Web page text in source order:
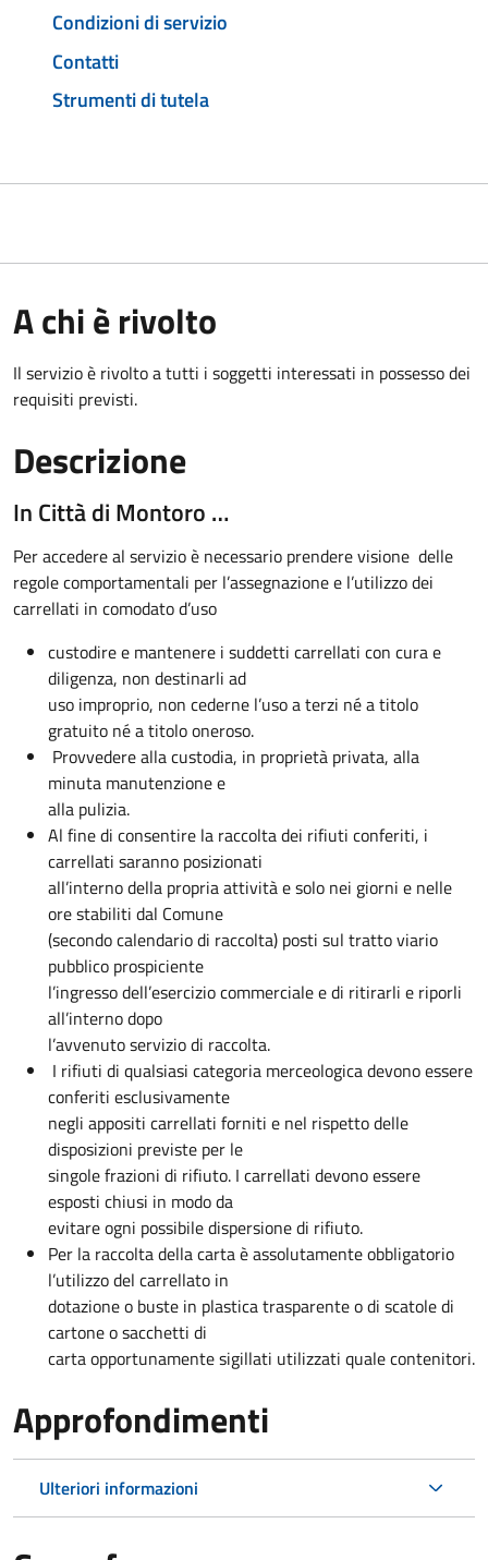
Condizioni di servizio
Contatti
Strumenti di tutela
A chi è rivolto
Il servizio è rivolto a tutti i soggetti interessati in possesso dei
requisiti previsti.
Descrizione
In Città di Montoro …
Per accedere al servizio è necessario prendere visione delle
regole comportamentali per l’assegnazione e l’utilizzo dei
carrellati in comodato d’uso
custodire e mantenere i suddetti carrellati con cura e
diligenza, non destinarli ad
uso improprio, non cederne l’uso a terzi né a titolo
gratuito né a titolo oneroso.
Provvedere alla custodia, in proprietà privata, alla
minuta manutenzione e
alla pulizia.
Al fine di consentire la raccolta dei rifiuti conferiti, i
carrellati saranno posizionati
all’interno della propria attività e solo nei giorni e nelle
ore stabiliti dal Comune
(secondo calendario di raccolta) posti sul tratto viario
pubblico prospiciente
l’ingresso dell’esercizio commerciale e di ritirarli e riporli
all’interno dopo
l’avvenuto servizio di raccolta.
I rifiuti di qualsiasi categoria merceologica devono essere
conferiti esclusivamente
negli appositi carrellati forniti e nel rispetto delle
disposizioni previste per le
singole frazioni di rifiuto. I carrellati devono essere
esposti chiusi in modo da
evitare ogni possibile dispersione di rifiuto.
Per la raccolta della carta è assolutamente obbligatorio
l’utilizzo del carrellato in
dotazione o buste in plastica trasparente o di scatole di
cartone o sacchetti di
carta opportunamente sigillati utilizzati quale contenitori.
Approfondimenti
Ulteriori informazioni